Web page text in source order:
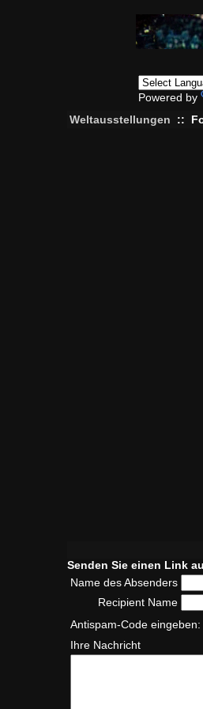
Powered by
Weltausstellungen ::
Senden Sie einen Link
Name des Absenders
Recipient Name
Antispam-Code eingeben:
Ihre Nachricht